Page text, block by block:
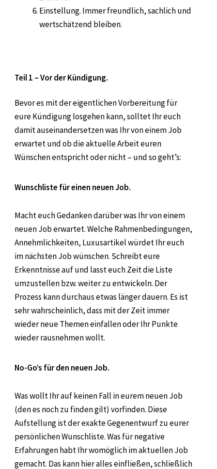
Einstellung. Immer freundlich, sachlich und
wertschätzend bleiben.
Teil 1 – Vor der Kündigung.
Bevor es mit der eigentlichen Vorbereitung für
eure Kündigung losgehen kann, solltet Ihr euch
damit auseinandersetzen was Ihr von einem Job
erwartet und ob die aktuelle Arbeit euren
Wünschen entspricht oder nicht – und so geht’s:
Wunschliste für einen neuen Job.
Macht euch Gedanken darüber was Ihr von einem
neuen Job erwartet. Welche Rahmenbedingungen,
Annehmlichkeiten, Luxusartikel würdet Ihr euch
im nächsten Job wünschen. Schreibt eure
Erkenntnisse auf und lasst euch Zeit die Liste
umzustellen bzw. weiter zu entwickeln. Der
Prozess kann durchaus etwas länger dauern. Es ist
sehr wahrscheinlich, dass mit der Zeit immer
wieder neue Themen einfallen oder Ihr Punkte
wieder rausnehmen wollt.
No-Go’s für den neuen Job.
Was wollt Ihr auf keinen Fall in eurem neuen Job
(den es noch zu finden gilt) vorfinden. Diese
Aufstellung ist der exakte Gegenentwurf zu eurer
persönlichen Wunschliste. Was für negative
Erfahrungen habt Ihr womöglich im aktuellen Job
gemacht. Das kann hier alles einfließen, schließlich